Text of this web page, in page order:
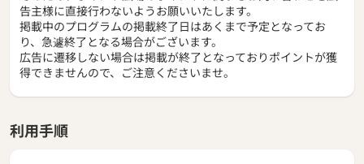
告主様に直接行わないようお願いいたします。
掲載中のプログラムの掲載終了日はあくまで予定となってお
り、急遽終了となる場合がございます。
広告に遷移しない場合は掲載が終了となっておりポイントが獲
得できませんので、ご注意くださいませ。
利用手順